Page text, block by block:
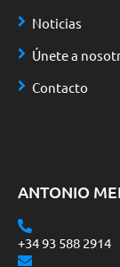
ANTONIO
+34 93 588 2914
Noticias
Únete a
Contacto